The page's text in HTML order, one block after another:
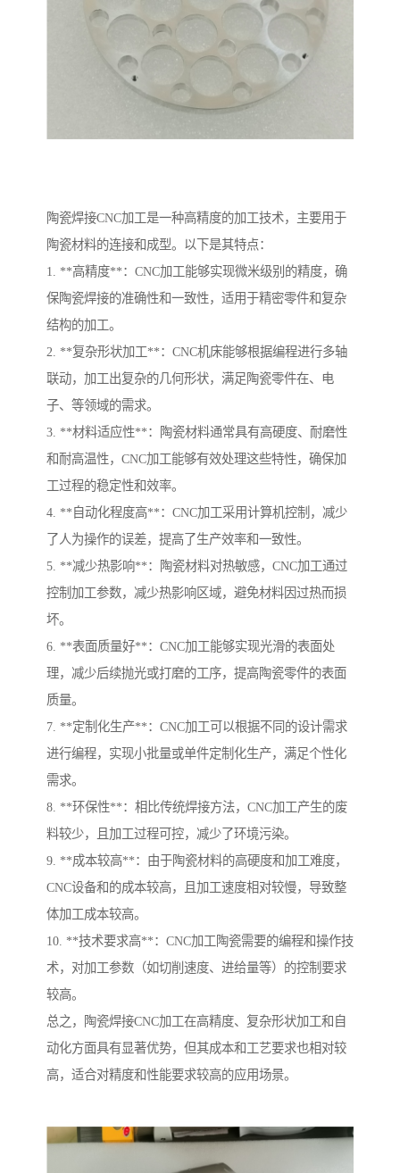
陶瓷焊接CNC加工是一种高精度的加工技术，主要用于
陶瓷材料的连接和成型。以下是其特点：
1. **高精度**：CNC加工能够实现微米级别的精度，确
保陶瓷焊接的准确性和一致性，适用于精密零件和复杂
结构的加工。
2. **复杂形状加工**：CNC机床能够根据编程进行多轴
联动，加工出复杂的几何形状，满足陶瓷零件在、电
子、等领域的需求。
3. **材料适应性**：陶瓷材料通常具有高硬度、耐磨性
和耐高温性，CNC加工能够有效处理这些特性，确保加
工过程的稳定性和效率。
4. **自动化程度高**：CNC加工采用计算机控制，减少
了人为操作的误差，提高了生产效率和一致性。
5. **减少热影响**：陶瓷材料对热敏感，CNC加工通过
控制加工参数，减少热影响区域，避免材料因过热而损
坏。
6. **表面质量好**：CNC加工能够实现光滑的表面处
理，减少后续抛光或打磨的工序，提高陶瓷零件的表面
质量。
7. **定制化生产**：CNC加工可以根据不同的设计需求
进行编程，实现小批量或单件定制化生产，满足个性化
需求。
8. **环保性**：相比传统焊接方法，CNC加工产生的废
料较少，且加工过程可控，减少了环境污染。
9. **成本较高**：由于陶瓷材料的高硬度和加工难度，
CNC设备和的成本较高，且加工速度相对较慢，导致整
体加工成本较高。
10. **技术要求高**：CNC加工陶瓷需要的编程和操作技
术，对加工参数（如切削速度、进给量等）的控制要求
较高。
总之，陶瓷焊接CNC加工在高精度、复杂形状加工和自
动化方面具有显著优势，但其成本和工艺要求也相对较
高，适合对精度和性能要求较高的应用场景。